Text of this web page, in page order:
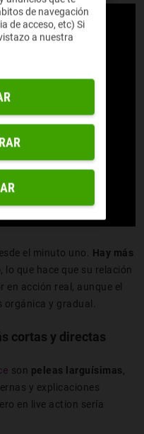
el minuto uno. Hay más
, lo que hace que su relación
en acción real, aunque el
orgánica y gradual.
cortas y directas
son peleas larguísimas,
y explicaciones
en live action sería
de navegación
de acceso, etc) Si
a nuestra